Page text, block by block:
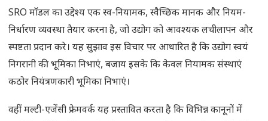
SRO मॉडल का उद्देश्य एक स्व-नियामक, स्वैच्छिक मानक और नियम-
निर्धारण व्यवस्था तैयार करना है, जो उद्योग को आवश्यक लचीलापन और
स्पष्टता प्रदान करे। यह सुझाव इस विचार पर आधारित है कि उद्योग स्वयं
निगरानी की भूमिका निभाएं, बजाय इसके कि केवल नियामक संस्थाएं
कठोर नियंत्रणकारी भूमिका निभाएं।
वहीं मल्टी-एजेंसी फ्रेमवर्क यह प्रस्तावित करता है कि विभिन्न कानूनों में